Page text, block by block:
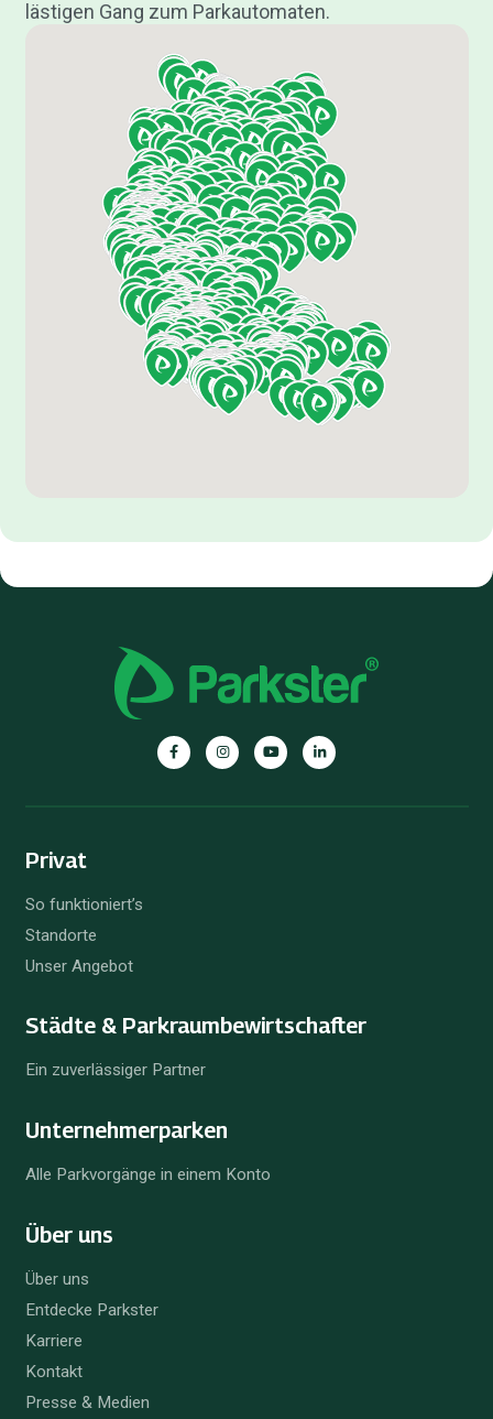
lästigen Gang zum Parkautomaten.
Privat
So funktioniert’s
Standorte
Unser Angebot
Städte & Parkraum­bewirtschafter
Ein zuverlässiger Partner
Unternehmer­parken
Alle Parkvorgänge in einem Konto
Über uns
Über uns
Entdecke Parkster
Karriere
Kontakt
Presse & Medien